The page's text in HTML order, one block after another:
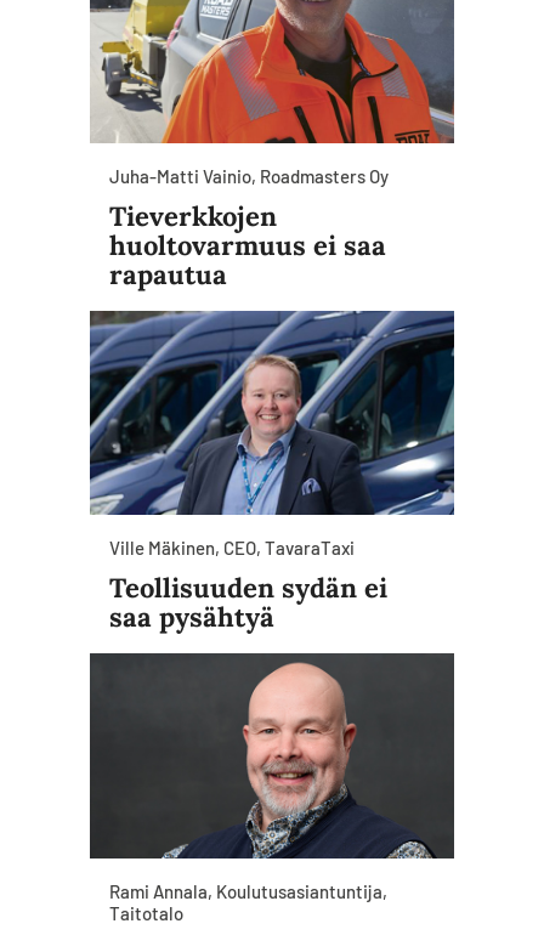
Juha-Matti Vainio, Roadmasters Oy
Tieverkkojen
huoltovarmuus ei saa
rapautua
Ville Mäkinen, CEO, TavaraTaxi
Teollisuuden sydän ei
saa pysähtyä
Rami Annala, Koulutusasiantuntija,
Taitotalo